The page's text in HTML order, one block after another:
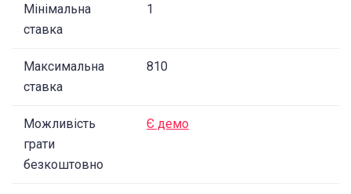
Мінімальна
ставка
1
Максимальна
ставка
810
Можливість
грати
безкоштовно
Є демо